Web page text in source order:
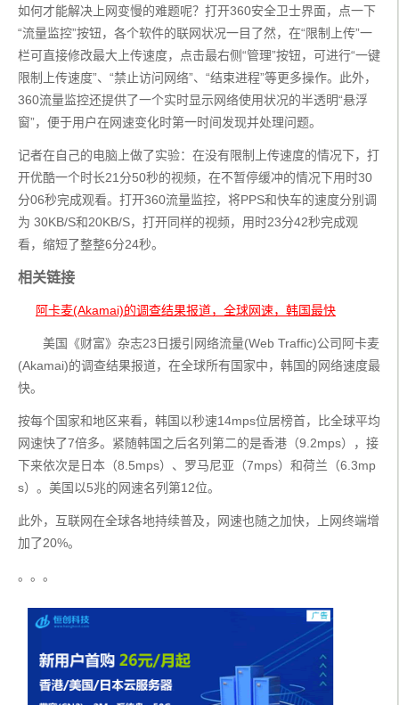
如何才能解决上网变慢的难题呢？打开360安全卫士界面，点一下
“流量监控”按钮，各个软件的联网状况一目了然，在“限制上传”一
栏可直接修改最大上传速度，点击最右侧“管理”按钮，可进行“一键
限制上传速度”、“禁止访问网络”、“结束进程”等更多操作。此外，
360流量监控还提供了一个实时显示网络使用状况的半透明“悬浮
窗”，便于用户在网速变化时第一时间发现并处理问题。
记者在自己的电脑上做了实验：在没有限制上传速度的情况下，打
开优酷一个时长21分50秒的视频，在不暂停缓冲的情况下用时30
分06秒完成观看。打开360流量监控，将PPS和快车的速度分别调
为 30KB/S和20KB/S，打开同样的视频，用时23分42秒完成观
看，缩短了整整6分24秒。
相关链接
阿卡麦(Akamai)的调查结果报道，全球网速，韩国最快
美国《财富》杂志23日援引网络流量(Web Traffic)公司阿卡麦
(Akamai)的调查结果报道，在全球所有国家中，韩国的网络速度最
快。
按每个国家和地区来看，韩国以秒速14mps位居榜首，比全球平均
网速快了7倍多。紧随韩国之后名列第二的是香港（9.2mps），接
下来依次是日本（8.5mps）、罗马尼亚（7mps）和荷兰（6.3mp
s）。美国以5兆的网速名列第12位。
此外，互联网在全球各地持续普及，网速也随之加快，上网终端增
加了20%。
。。。